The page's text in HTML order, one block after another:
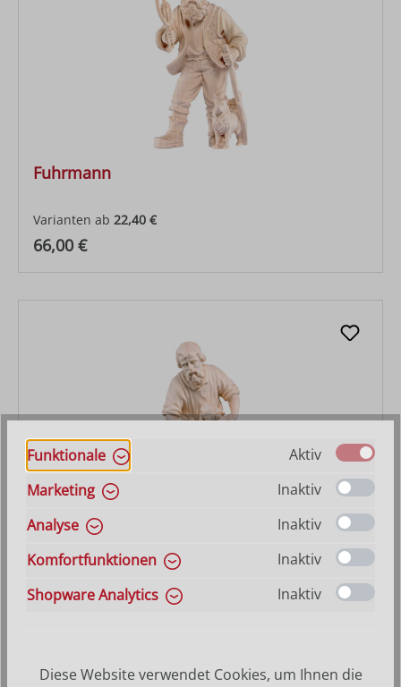
Fuhrmann
Varianten ab 22,40 €
Regulärer Preis:
66,00 €
Hirt scherend
Varianten ab25,10 €
Regulärer Preis:
55,00 €
Funktionale
Aktiv
Marketing
Inaktiv
Analyse
Inaktiv
Komfortfunktionen
Inaktiv
Shopware Analytics
Inaktiv
Diese Website verwendet Cookies, um Ihnen die